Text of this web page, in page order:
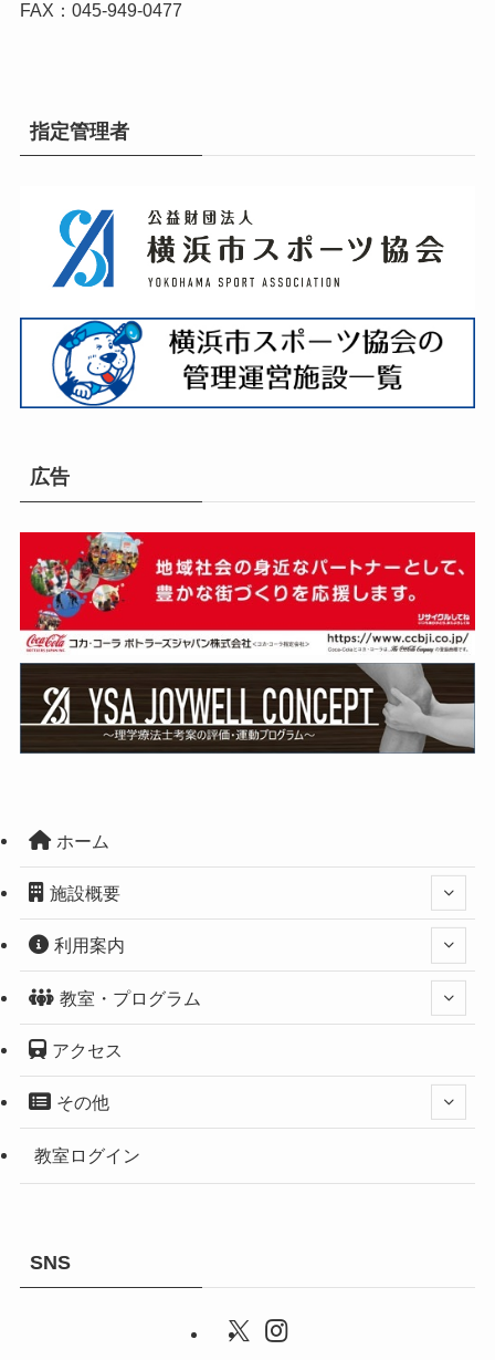
FAX：045-949-0477
指定管理者
広告
ホーム
施設概要
利用案内
教室・プログラム
アクセス
その他
教室ログイン
SNS